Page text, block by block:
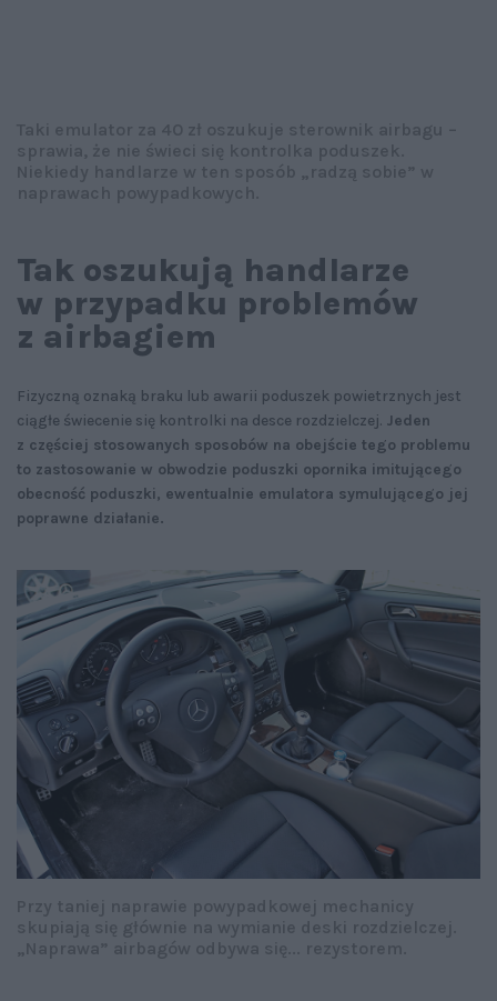
Tak oszukują handlarze
w przypadku problemów
z airbagiem
Fizyczną oznaką braku lub awarii poduszek powietrznych jest
ciągłe świecenie się kontrolki na desce rozdzielczej. Jeden
z częściej stosowanych sposobów na obejście tego problemu
to zastosowanie w obwodzie poduszki opornika imitującego
obecność poduszki, ewentualnie emulatora symulującego jej
poprawne działanie.